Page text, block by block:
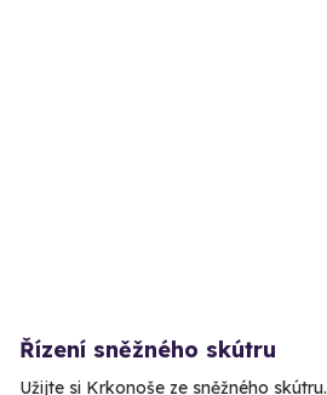
Řízení sněžného skútru
Užijte si Krkonoše ze sněžného skútru.